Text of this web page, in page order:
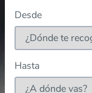
Desde
Hasta